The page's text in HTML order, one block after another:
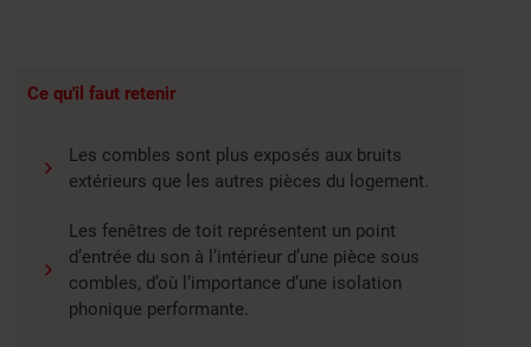
Ce qu'il faut retenir
Les combles sont plus exposés aux bruits
extérieurs que les autres pièces du logement.
Les fenêtres de toit représentent un point
d’entrée du son à l’intérieur d’une pièce sous
combles, d’où l’importance d’une isolation
phonique performante.